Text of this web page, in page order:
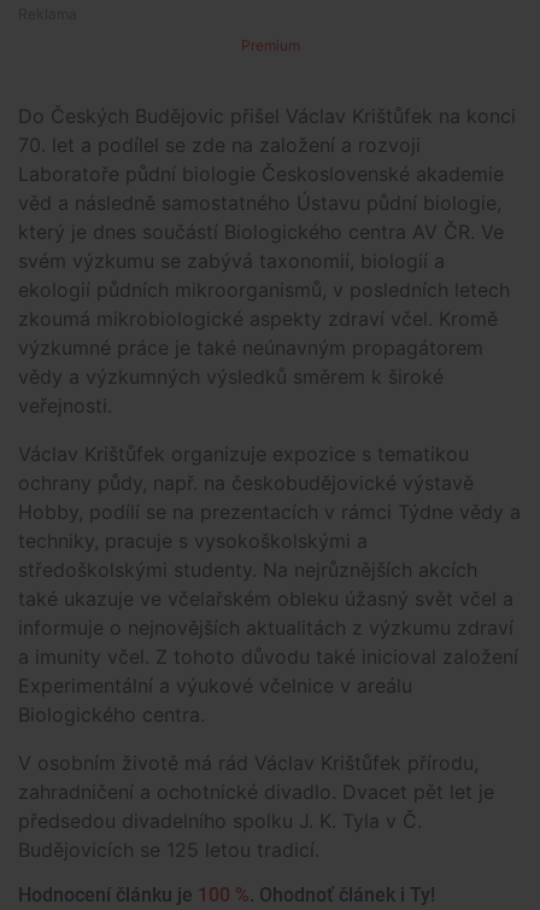
Premium
Do Českých Budějovic přišel Václav Krištůfek na konci
70. let a podílel se zde na založení a rozvoji
Laboratoře půdní biologie Československé akademie
věd a následně samostatného Ústavu půdní biologie,
který je dnes součástí Biologického centra AV ČR. Ve
svém výzkumu se zabývá taxonomií, biologií a
ekologií půdních mikroorganismů, v posledních letech
zkoumá mikrobiologické aspekty zdraví včel. Kromě
výzkumné práce je také neúnavným propagátorem
vědy a výzkumných výsledků směrem k široké
veřejnosti.
Václav Krištůfek organizuje expozice s tematikou
ochrany půdy, např. na českobudějovické výstavě
Hobby, podílí se na prezentacích v rámci Týdne vědy a
techniky, pracuje s vysokoškolskými a
středoškolskými studenty. Na nejrůznějších akcích
také ukazuje ve včelařském obleku úžasný svět včel a
informuje o nejnovějších aktualitách z výzkumu zdraví
a imunity včel. Z tohoto důvodu také inicioval založení
Experimentální a výukové včelnice v areálu
Biologického centra.
V osobním životě má rád Václav Krištůfek přírodu,
zahradničení a ochotnické divadlo. Dvacet pět let je
předsedou divadelního spolku J. K. Tyla v Č.
Budějovicích se 125 letou tradicí.
Hodnocení článku je 100 %. Ohodnoť článek i Ty!